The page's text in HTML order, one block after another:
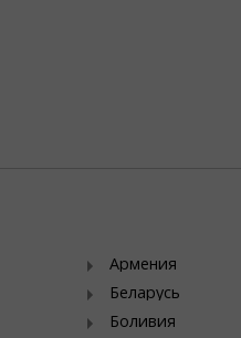
Армения
Беларусь
Боливия